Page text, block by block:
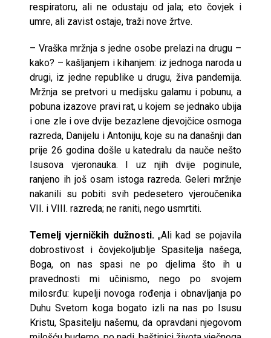
respiratoru, ali ne odustaju od jala; eto čovjek i
umre, ali zavist ostaje, traži nove žrtve.
– Vraška mržnja s jedne osobe prelazi na drugu –
kako? – kašljanjem i kihanjem: iz jednoga naroda u
drugi, iz jedne republike u drugu, živa pandemija.
Mržnja se pretvori u medijsku galamu i pobunu, a
pobuna izazove pravi rat, u kojem se jednako ubija
i one zle i ove dvije bezazlene djevojčice osmoga
razreda, Danijelu i Antoniju, koje su na današnji dan
prije 26 godina došle u katedralu da nauče nešto
Isusova vjeronauka. I uz njih dvije poginule,
ranjeno ih još osam istoga razreda. Geleri mržnje
nakanili su pobiti svih pedesetero vjeroučenika
VII. i VIII. razreda; ne raniti, nego usmrtiti.
Temelj vjerničkih dužnosti. „Ali kad se pojavila
dobrostivost i čovjekoljublje Spasitelja našega,
Boga, on nas spasi ne po djelima što ih u
pravednosti mi učinismo, nego po svojem
milosrđu: kupelji novoga rođenja i obnavljanja po
Duhu Svetom koga bogato izli na nas po Isusu
Kristu, Spasitelju našemu, da opravdani njegovom